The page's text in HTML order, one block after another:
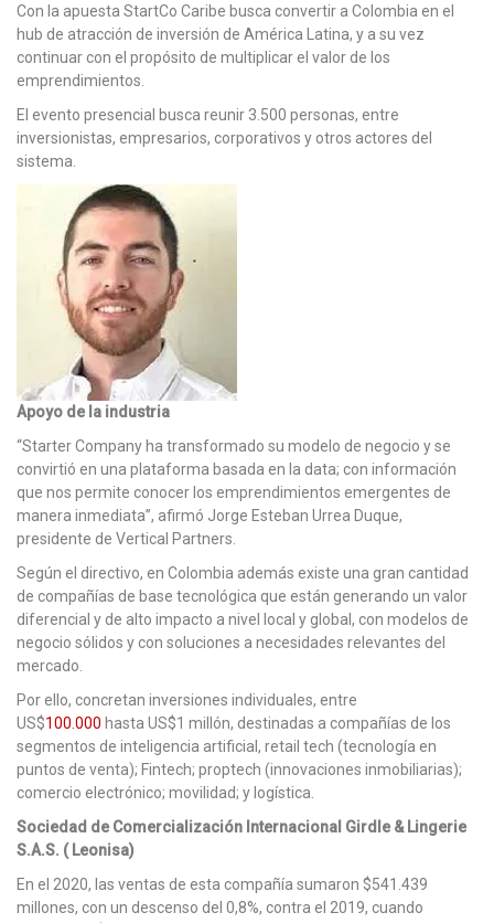
Con la apuesta StartCo Caribe busca convertir a Colombia en el
hub de atracción de inversión de América Latina, y a su vez
continuar con el propósito de multiplicar el valor de los
emprendimientos.
El evento presencial busca reunir 3.500 personas, entre
inversionistas, empresarios, corporativos y otros actores del
sistema.
Apoyo de la industria
“Starter Company ha transformado su modelo de negocio y se
convirtió en una plataforma basada en la data; con información
que nos permite conocer los emprendimientos emergentes de
manera inmediata”, afirmó Jorge Esteban Urrea Duque,
presidente de Vertical Partners.
Según el directivo, en Colombia además existe una gran cantidad
de compañías de base tecnológica que están generando un valor
diferencial y de alto impacto a nivel local y global, con modelos de
negocio sólidos y con soluciones a necesidades relevantes del
mercado.
Por ello, concretan inversiones individuales, entre
US$100.000 hasta US$1 millón, destinadas a compañías de los
segmentos de inteligencia artificial, retail tech (tecnología en
puntos de venta); Fintech; proptech (innovaciones inmobiliarias);
comercio electrónico; movilidad; y logística.
Sociedad de Comercialización Internacional Girdle & Lingerie
S.A.S. ( Leonisa)
En el 2020, las ventas de esta compañía sumaron $541.439
millones, con un descenso del 0,8%, contra el 2019, cuando